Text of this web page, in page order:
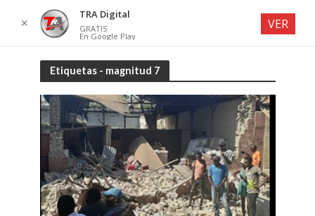
Etiquetas - magnitud 7
✕
TRA Digital
GRATIS
En Google Play
VER